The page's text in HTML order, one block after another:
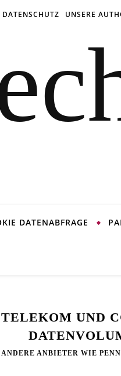
DATENSCHUTZ UNSERE
DATENABFRAGE
TELEKOM UND
ANDERE ANBIETER WIE